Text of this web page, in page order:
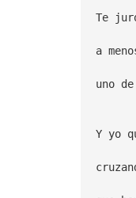
Te
a
uno
Y yo